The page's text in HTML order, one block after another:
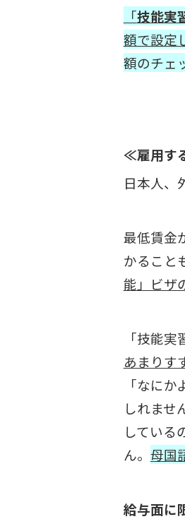
「技能実
額で設定
額のチェ
≪雇用す
日本人、
最低賃金
かること
能」ビザ
「技能
あまりす
「なに
しれませ
している
ん。 母国
給与面に